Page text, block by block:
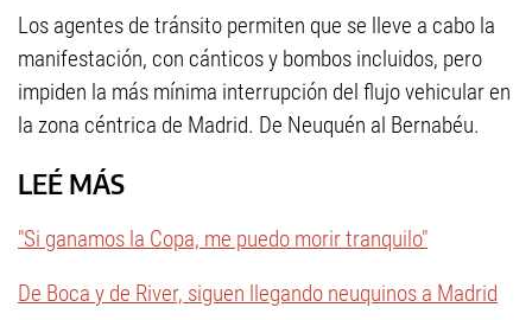
Los agentes de tránsito permiten que se lleve a cabo la
manifestación, con cánticos y bombos incluidos, pero
impiden la más mínima interrupción del flujo vehicular en
la zona céntrica de Madrid. De Neuquén al Bernabéu.
LEÉ MÁS
"Si ganamos la Copa, me puedo morir tranquilo"
De Boca y de River, siguen llegando neuquinos a Madrid